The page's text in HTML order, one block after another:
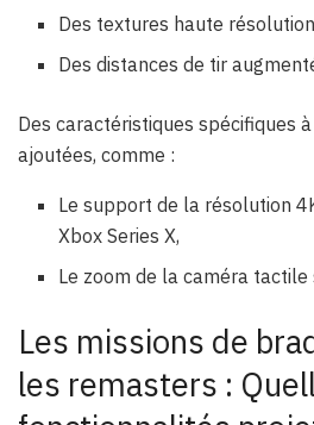
Des textures haute
Des distances de tir
Des caractéristiques spécifiques
ajoutées, comme :
Le support de la résolution
Xbox Series X,
Le zoom de la caméra tactile
Les missions de
les remasters :